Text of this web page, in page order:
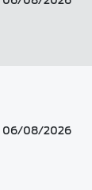
06/08/2026